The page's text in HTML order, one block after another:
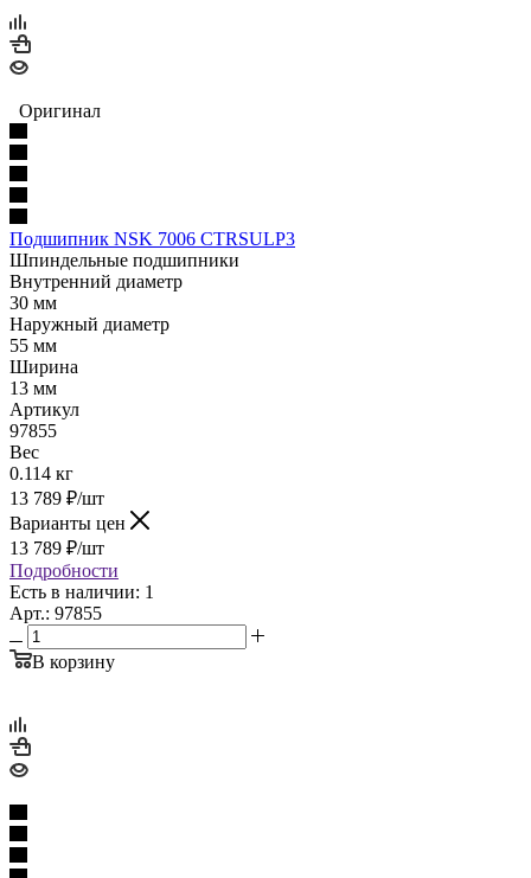
Оригинал
Подшипник NSK 7006 CTRSULP3
Шпиндельные подшипники
Внутренний диаметр
30 мм
Наружный диаметр
55 мм
Ширина
13 мм
Артикул
97855
Вес
0.114 кг
13 789 ₽/шт
Варианты цен
13 789 ₽/шт
Подробности
Есть в наличии: 1
Арт.: 97855
В корзину